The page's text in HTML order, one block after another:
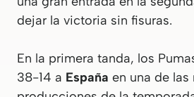
dejar la victoria sin fisuras.
En la primera tanda, los
38-14 a España en una de las